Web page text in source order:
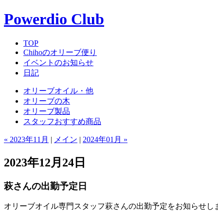
Powerdio Club
TOP
Chihoのオリーブ便り
イベントのお知らせ
日記
オリーブオイル・他
オリーブの木
オリーブ製品
スタッフおすすめ商品
« 2023年11月 | メイン | 2024年01月 »
2023年12月24日
萩さんの出勤予定日
オリーブオイル専門スタッフ萩さんの出勤予定をお知らせし